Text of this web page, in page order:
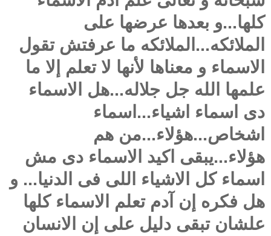
كلها...و بعدها عرضها على
الملائكه...الملائكه ما عرفتش تقول
الاسماء و معناها لأنها لا تعلم إلا ما
علمها الله جل جلاله...هل الاسماء
دى اسماء اشياء...اسماء
اشخاص...هؤلاء...من هم
هؤلاء...يبقى اكيد الاسماء دى مش
اسماء كل الاشياء اللى فى الدنيا... و
هل فكره إن آدم تعلم الاسماء كلها
علشان تبقى دليل على إن الانسان